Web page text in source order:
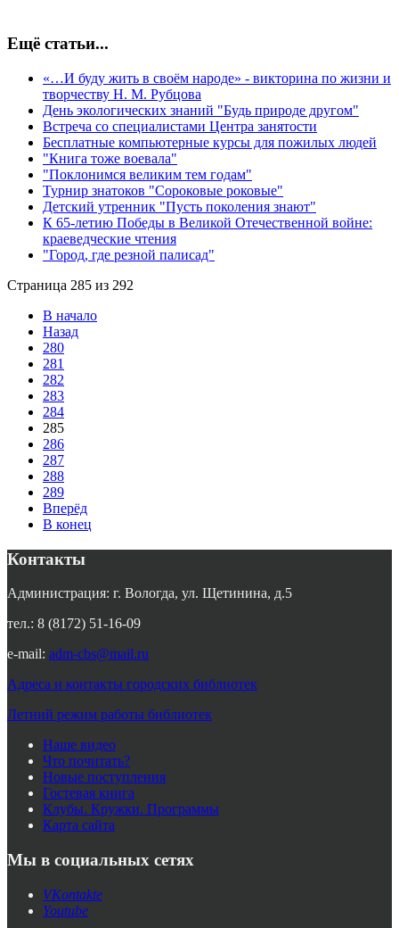
Ещё статьи...
«…И буду жить в своём народе» - викторина по жизни и
творчеству Н. М. Рубцова
День экологических знаний "Будь природе другом"
Встреча со специалистами Центра занятости
Бесплатные компьютерные курсы для пожилых людей
"Книга тоже воевала"
"Поклонимся великим тем годам"
Турнир знатоков "Сороковые роковые"
Детский утренник "Пусть поколения знают"
К 65-летию Победы в Великой Отечественной войне:
краеведческие чтения
"Город, где резной палисад"
Страница 285 из 292
В начало
Назад
280
281
282
283
284
285
286
287
288
289
Вперёд
В конец
Контакты
Администрация: г. Вологда, ул. Щетинина, д.5
тел.: 8 (8172) 51-16-09
e-mail: adm-cbs@mail.ru
Адреса и контакты городских библиотек
Летний режим работы библиотек
Наше видео
Что почитать?
Новые поступления
Гостевая книга
Клубы. Кружки. Программы
Карта сайта
Мы в социальных сетях
VKontakte
Youtube